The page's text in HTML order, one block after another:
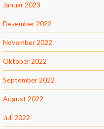
Januar 2023
Dezember 2022
November 2022
Oktober 2022
September 2022
August 2022
Juli 2022